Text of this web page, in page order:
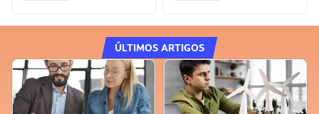
ÚLTIMOS ARTIGOS